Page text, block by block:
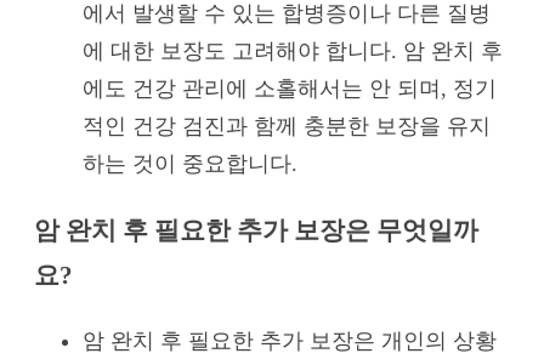
에서 발생할 수 있는 합병증이나 다른 질병
에 대한 보장도 고려해야 합니다. 암 완치 후
에도 건강 관리에 소홀해서는 안 되며, 정기
적인 건강 검진과 함께 충분한 보장을 유지
하는 것이 중요합니다.
암 완치 후 필요한 추가 보장은 무엇일까
요?
암 완치 후 필요한 추가 보장은 개인의 상황